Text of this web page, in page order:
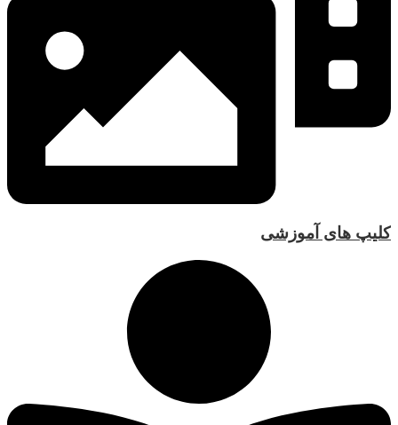
کلیپ های آموزشی